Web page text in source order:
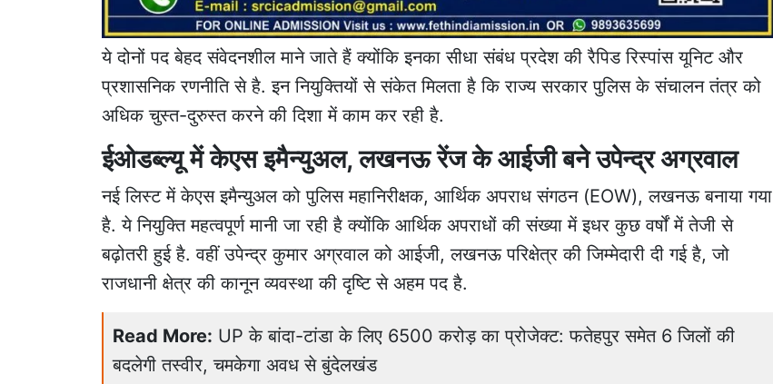
ये दोनों पद बेहद संवेदनशील माने जाते हैं क्योंकि इनका सीधा संबंध प्रदेश की रैपिड रिस्पांस यूनिट और
प्रशासनिक रणनीति से है. इन नियुक्तियों से संकेत मिलता है कि राज्य सरकार पुलिस के संचालन तंत्र को
अधिक चुस्त-दुरुस्त करने की दिशा में काम कर रही है.
ईओडब्ल्यू में केएस इमैन्युअल, लखनऊ रेंज के आईजी बने उपेन्द्र अग्रवाल
नई लिस्ट में केएस इमैन्युअल को पुलिस महानिरीक्षक, आर्थिक अपराध संगठन (EOW), लखनऊ बनाया गया
है. ये नियुक्ति महत्वपूर्ण मानी जा रही है क्योंकि आर्थिक अपराधों की संख्या में इधर कुछ वर्षों में तेजी से
बढ़ोतरी हुई है. वहीं उपेन्द्र कुमार अग्रवाल को आईजी, लखनऊ परिक्षेत्र की जिम्मेदारी दी गई है, जो
राजधानी क्षेत्र की कानून व्यवस्था की दृष्टि से अहम पद है.
Read More: UP के बांदा-टांडा के लिए 6500 करोड़ का प्रोजेक्ट: फतेहपुर समेत 6 जिलों की
बदलेगी तस्वीर, चमकेगा अवध से बुंदेलखंड